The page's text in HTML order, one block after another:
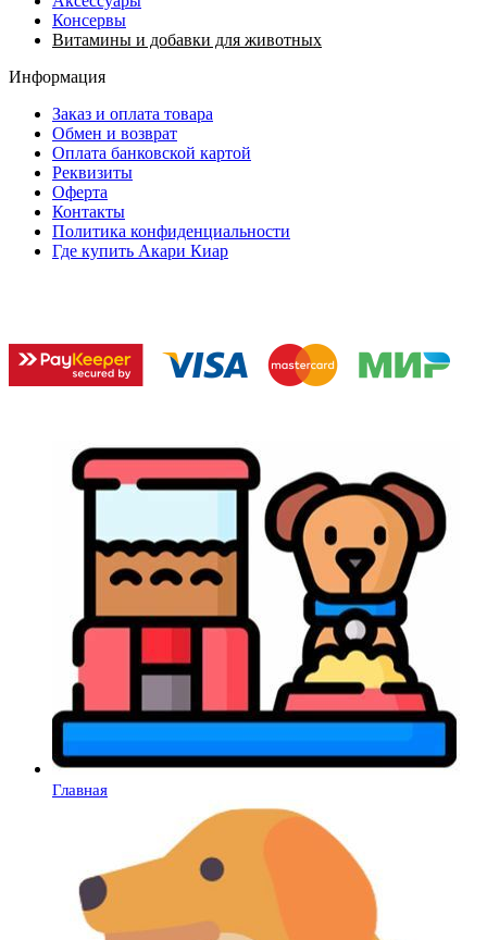
Консервы
Витамины и добавки для животных
Информация
Заказ и оплата товара
Обмен и возврат
Оплата банковской картой
Реквизиты
Оферта
Контакты
Политика конфиденциальности
Где купить Акари Киар
Главная